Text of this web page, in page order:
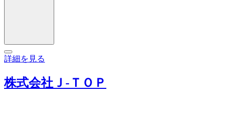
詳細を見る
株式会社Ｊ‐ＴＯＰ